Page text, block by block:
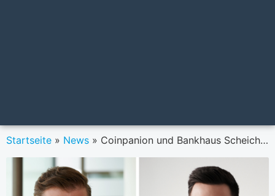
Startseite » News » Coinpanion und Bankhaus Scheich gehen Partnerschaft im Kyptohandel ein